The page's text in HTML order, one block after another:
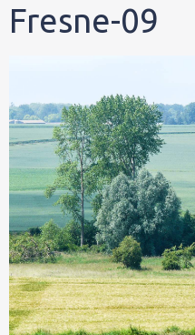
Fresne-09